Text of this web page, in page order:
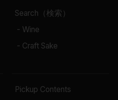
Search（検索）
- Wine
- Craft Sake
Pickup Contents